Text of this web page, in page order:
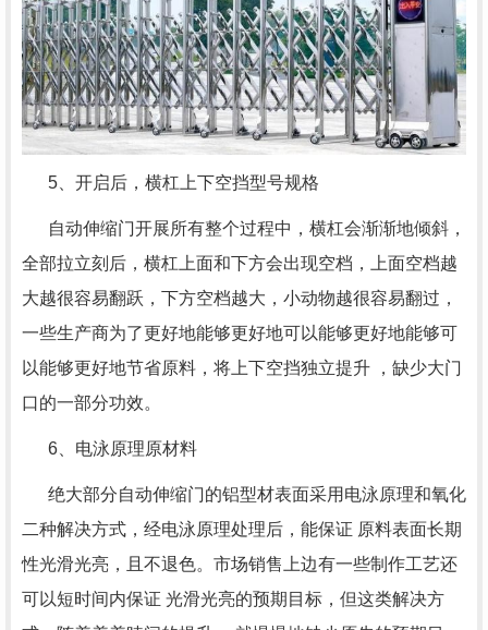
5、开启后，横杠上下空挡型号规格
自动伸缩门开展所有整个过程中，横杠会渐渐地倾斜，
全部拉立刻后，横杠上面和下方会出现空档，上面空档越
大越很容易翻跃，下方空档越大，小动物越很容易翻过，
一些生产商为了更好地能够更好地可以能够更好地能够可
以能够更好地节省原料，将上下空挡独立提升 ，缺少大门
口的一部分功效。
6、电泳原理原材料
绝大部分自动伸缩门的铝型材表面采用电泳原理和氧化
二种解决方式，经电泳原理处理后，能保证 原料表面长期
性光滑光亮，且不退色。市场销售上边有一些制作工艺还
可以短时间内保证 光滑光亮的预期目标，但这类解决方